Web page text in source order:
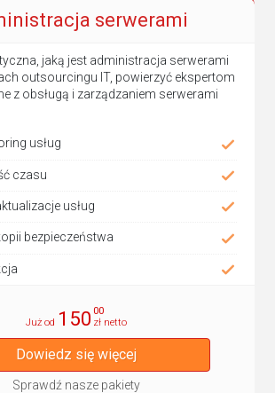
serwerami
jaką jest administracja serwerami
outsourcingu IT, powierzyć ekspertom
z obsługą i zarządzaniem serwerami
usług
czasu
usług
bezpieczeństwa
Już od 150 00
zł netto
Dowiedz się więcej
Sprawdź nasze pakiety